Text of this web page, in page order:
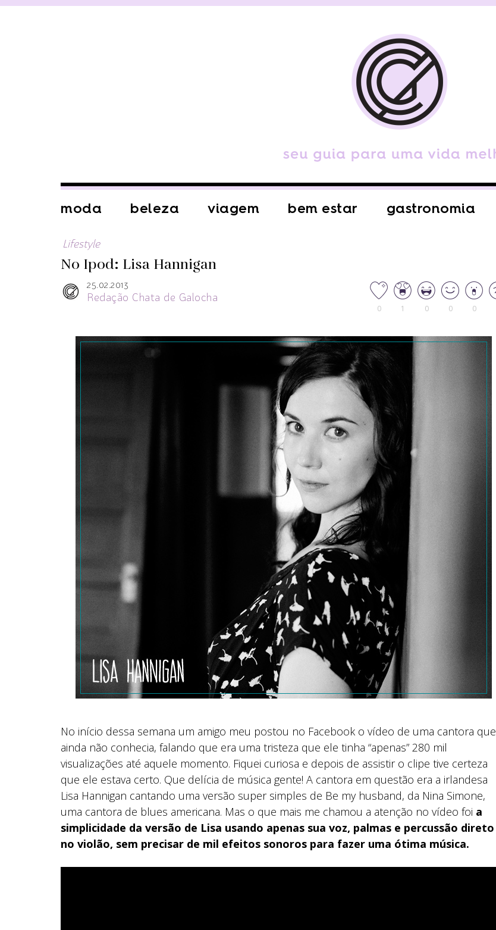
moda beleza viagem bem estar gastronomia
Lifestyle
No Ipod: Lisa Hannigan
25.02.2013
Redação Chata de Galocha
0 1 0 0 0
No início dessa semana um amigo meu postou no Facebook o vídeo de uma cantora que
ainda não conhecia, falando que era uma tristeza que ele tinha “apenas” 280 mil
visualizações até aquele momento. Fiquei curiosa e depois de assistir o clipe tive certeza
que ele estava certo. Que delícia de música gente! A cantora em questão era a irlandesa
Lisa Hannigan cantando uma versão super simples de Be my husband, da Nina Simone,
uma cantora de blues americana. Mas o que mais me chamou a atenção no vídeo foi a
simplicidade da versão de Lisa usando apenas sua voz, palmas e percussão direto
no violão, sem precisar de mil efeitos sonoros para fazer uma ótima música.